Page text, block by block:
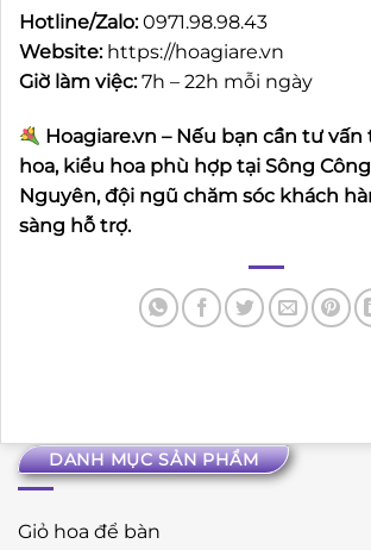
DANH MỤC SẢN PHẨM
Giỏ hoa để bàn
Hotline/Zalo:0971.98.98.43
Website: https://hoagiare.vn
Giờ làm việc:7h – 22h mỗi ngày
Hoagiare.vn – Nếu bạn cần tư
hoa, kiểu hoa phù hợp tại Sông Công
Nguyên, đội ngũ chăm sóc khách
sàng hỗ trợ.